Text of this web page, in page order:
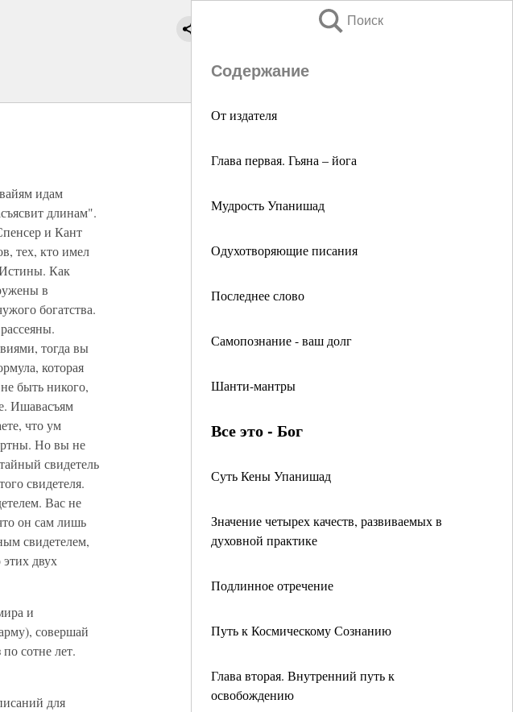
Поиск
Содержание
От издателя
Глава первая. Гьяна – йога
Мудрость Упанишад
Одухотворяющие писания
Последнее слово
Самопознание - ваш долг
Шанти-мантры
Все это - Бог
Суть Кены Упанишад
Значение четырех качеств, развиваемых в
духовной практике
Подлинное отречение
Путь к Космическому Сознанию
Глава вторая. Внутренний путь к
освобождению
идам
длинам".
и Кант
тех, кто имел
Как
в
богатства.
тогда вы
которая
быть никого,
Ишавасъям
что ум
Но вы не
свидетель
свидетеля.
Вас не
он сам лишь
свидетелем,
двух
и
совершай
сотне лет.
для